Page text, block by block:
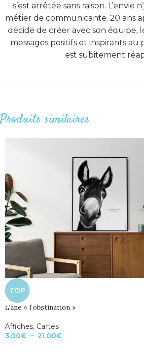
s’est arrêtée sans raison. L’envie
métier de communicante. 20 ans
décide de créer avec son
messages positifs et inspirants
est subitement
Produits similaires
TOP
L’âne « l’obstination »
Affiches, Cartes
3.00€ – 21.00€